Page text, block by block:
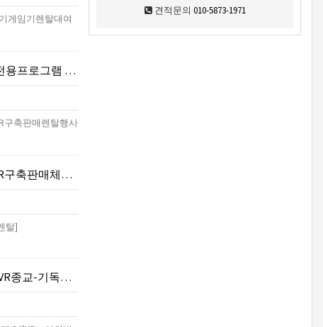
게임기렌탈대여
운영)-VR관광/여행
구축판매렌탈행사
험행사렌탈]
탈]
벨탑,예루살렘성전]
견적문의 010-5873-1971